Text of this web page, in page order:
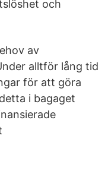
och
av
alltför lång tid
för att göra
i bagaget